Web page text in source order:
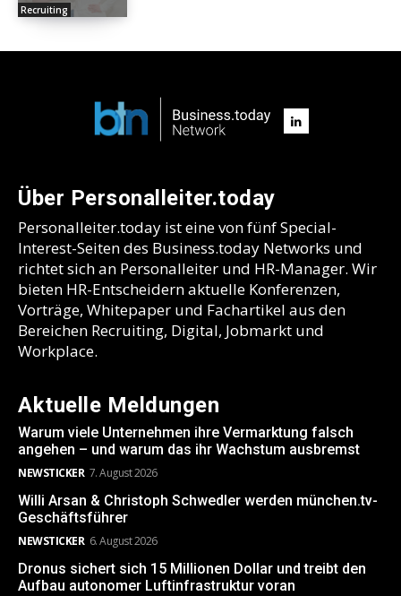
Recruiting
Über Personalleiter.today
Personalleiter.today ist eine von fünf Special-
Interest-Seiten des Business.today Networks und
richtet sich an Personalleiter und HR-Manager. Wir
bieten HR-Entscheidern aktuelle Konferenzen,
Vorträge, Whitepaper und Fachartikel aus den
Bereichen Recruiting, Digital, Jobmarkt und
Workplace.
Aktuelle Meldungen
Warum viele Unternehmen ihre Vermarktung falsch
angehen – und warum das ihr Wachstum ausbremst
NEWSTICKER 7. August 2026
Willi Arsan & Christoph Schwedler werden münchen.tv-
Geschäftsführer
NEWSTICKER 6. August 2026
Dronus sichert sich 15 Millionen Dollar und treibt den
Aufbau autonomer Luftinfrastruktur voran